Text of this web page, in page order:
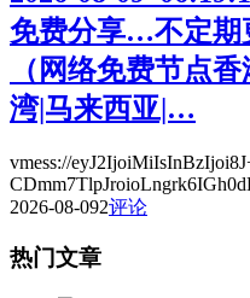
免费分享…不定
（网络免费节点
湾|马来西亚|…
vmess://
2026-08-092评论
热门文章